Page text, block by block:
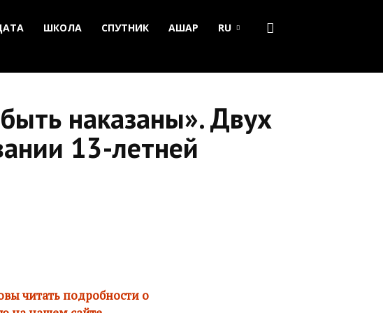
ШКОЛА СПУТНИК АШАР RU
наказаны». Двух
13-летней
читать подробности о